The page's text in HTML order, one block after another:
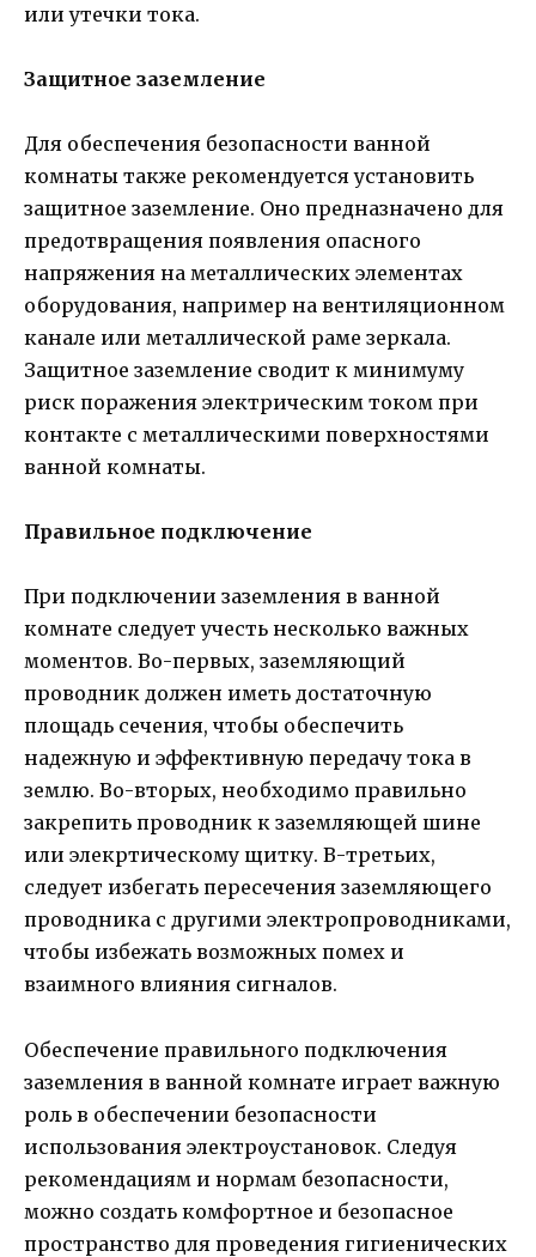
или утечки тока.
Защитное заземление
Для обеспечения безопасности ванной
комнаты также рекомендуется установить
защитное заземление. Оно предназначено для
предотвращения появления опасного
напряжения на металлических элементах
оборудования, например на вентиляционном
канале или металлической раме зеркала.
Защитное заземление сводит к минимуму
риск поражения электрическим током при
контакте с металлическими поверхностями
ванной комнаты.
Правильное подключение
При подключении заземления в ванной
комнате следует учесть несколько важных
моментов. Во-первых, заземляющий
проводник должен иметь достаточную
площадь сечения, чтобы обеспечить
надежную и эффективную передачу тока в
землю. Во-вторых, необходимо правильно
закрепить проводник к заземляющей шине
или элекртическому щитку. В-третьих,
следует избегать пересечения заземляющего
проводника с другими электропроводниками,
чтобы избежать возможных помех и
взаимного влияния сигналов.
Обеспечение правильного подключения
заземления в ванной комнате играет важную
роль в обеспечении безопасности
использования электроустановок. Следуя
рекомендациям и нормам безопасности,
можно создать комфортное и безопасное
пространство для проведения гигиенических